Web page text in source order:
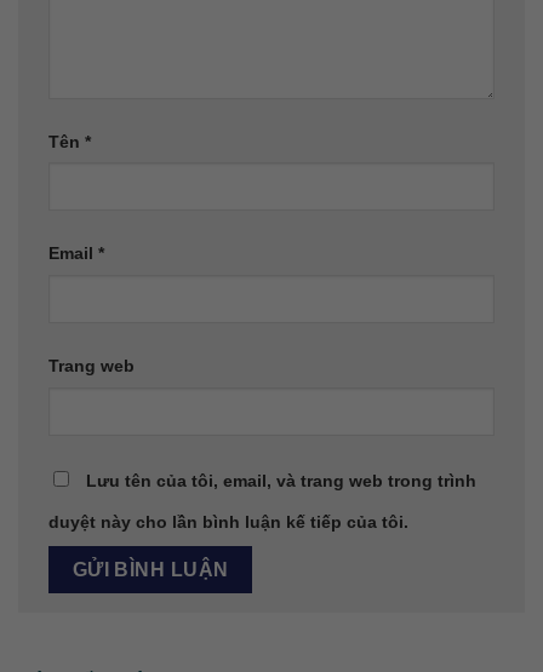
Tên *
Email *
Trang web
Lưu tên của tôi, email, và trang web trong trình
duyệt này cho lần bình luận kế tiếp của tôi.